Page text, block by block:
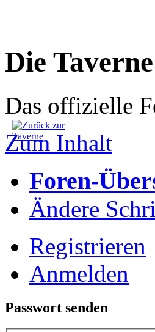
Die
Das offizielle
Zum Inhalt
Foren-
Ändere
Registrieren
Anmelden
Passwort senden